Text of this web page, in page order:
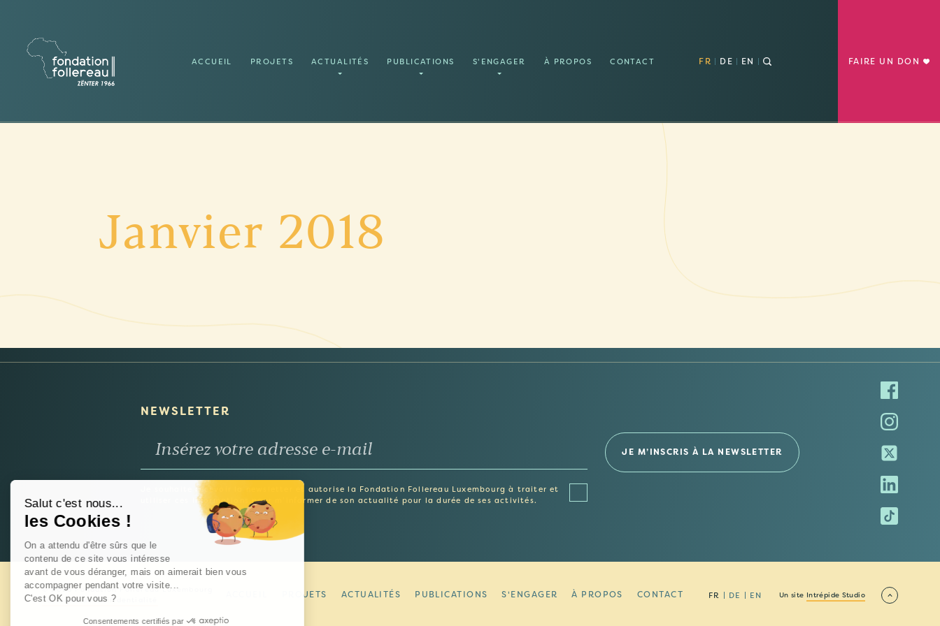
ACCUEIL PROJETS ACTUALITÉS PUBLICATIONS S'ENGAGER À PROPOS CONTACT FR DE EN FAIRE UN DON
Janvier 2018
NEWSLETTER
Je souhaite recevoir la newsletter et autorise la Fondation Follereau Luxembourg à traiter et
utiliser ces informations pour m’informer de son actualité pour la durée de ses activités.
© 2026 Fondation Follereau Luxembourg
Politique de confidentialité
PROJETS ACTUALITÉS PUBLICATIONS S'ENGAGER À PROPOS CONTACT FR DE EN Un site Intrépide Studio
Salut c'est nous...
les Cookies !
On a attendu d'être sûrs que le
contenu de ce site vous intéresse
avant de vous déranger, mais on aimerait bien vous
accompagner pendant votre visite...
C'est OK pour vous ?
Consentements certifiés par